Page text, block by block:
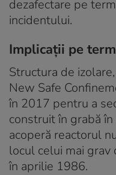
dezafectare pe
incidentului.
Implicații pe
Structura de
New Safe
în 2017 pentru a
construit în grabă
acoperă reactorul
locul celui mai
în aprilie 1986.